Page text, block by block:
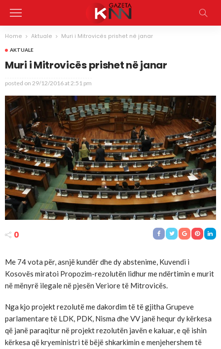
Home Aktuale Muri i Mitrovicës prishet në janar
AKTUALE
Muri i Mitrovicës prishet në janar
posted on 29/12/2016 at 2:51 pm
0
Me 74 vota për, asnjë kundër dhe dy abstenime, Kuvendi i
Kosovës miratoi Propozim-rezolutën lidhur me ndërtimin e murit
në mënyrë ilegale në pjesën Veriore të Mitrovicës.
Nga kjo projekt rezolutë me dakordim të të gjitha Grupeve
parlamentare të LDK, PDK, Nisma dhe VV janë hequr dy kërkesa
që janë paraqitur në projekt rezolutën javën e kaluar, e që ishin
kërkesa që kryeministri të bëjë shkarkimin e menjehershem të